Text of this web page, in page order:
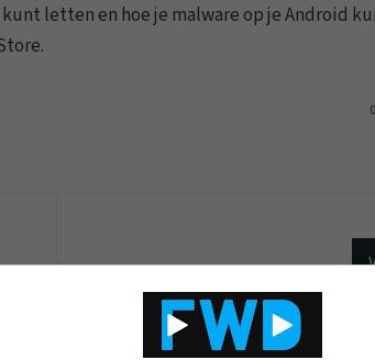
letten en hoe je malware op je Android